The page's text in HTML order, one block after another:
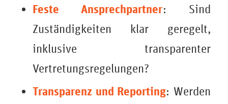
Feste Ansprechpartner: Sind
Zuständigkeiten klar geregelt,
inklusive transparenter
Vertretungsregelungen?
Transparenz und Reporting: Werden